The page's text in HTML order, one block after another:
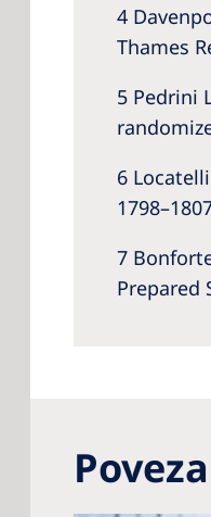
4
Thames
5 Pedrini
6
7
Prepared